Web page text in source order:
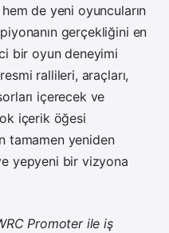
de yeni oyuncuların
gerçekliğini en
bir oyun deneyimi
rallileri, araçları,
içerecek ve
içerik öğesi
tamamen yeniden
yepyeni bir vizyona
Promoter ile iş